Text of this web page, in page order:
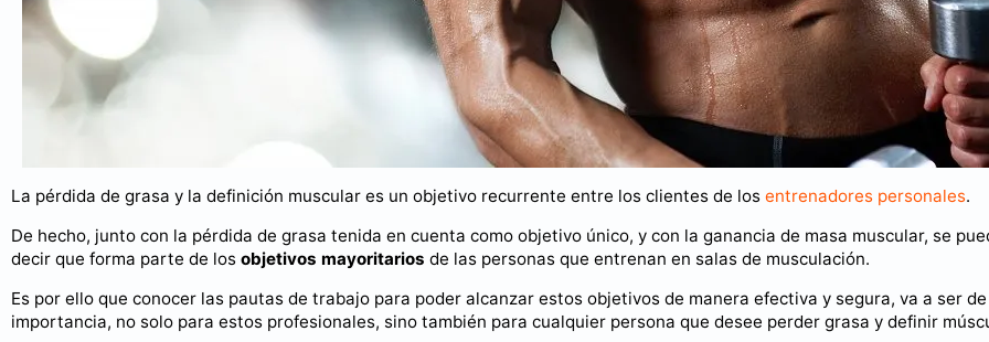
La pérdida de grasa y la definición muscular es un objetivo recurrente entre los clientes de los entrenadores personales.
De hecho, junto con la pérdida de grasa tenida en cuenta como objetivo único, y con la ganancia de masa muscular, se
decir que forma parte de los objetivos mayoritarios de las personas que entrenan en salas de musculación.
Es por ello que conocer las pautas de trabajo para poder alcanzar estos objetivos de manera efectiva y segura, va a ser
importancia, no solo para estos profesionales, sino también para cualquier persona que desee perder grasa y definir